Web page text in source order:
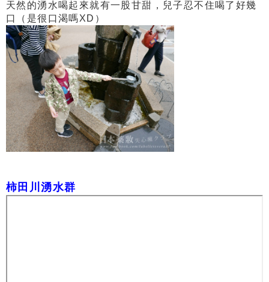
天然的湧水喝起來就有一股甘甜，兒子忍不住喝了好幾
口（是很口渴嗎XD）
柿田川湧水群